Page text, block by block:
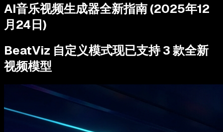
AI音乐视频生成器全新指南 (2025年12
月24日)
BeatViz 自定义模式现已支持 3 款全新
视频模型